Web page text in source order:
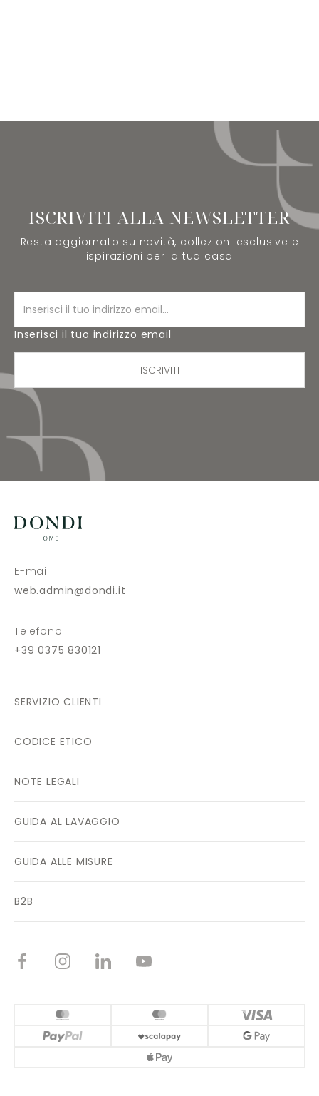
ISCRIVITI ALLA NEWSLETTER
Resta aggiornato su novità, collezioni esclusive e
ispirazioni per la tua casa
Inserisci il tuo indirizzo email
ISCRIVITI
E-mail
web.admin@dondi.it
Telefono
+39 0375 830121
SERVIZIO CLIENTI
CODICE ETICO
NOTE LEGALI
GUIDA AL LAVAGGIO
GUIDA ALLE MISURE
B2B